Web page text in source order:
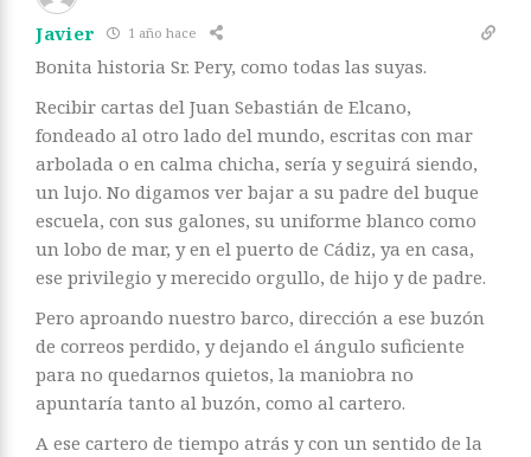
Javier 1 año hace
Bonita historia Sr. Pery, como todas las suyas.
Recibir cartas del Juan Sebastián de Elcano,
fondeado al otro lado del mundo, escritas con mar
arbolada o en calma chicha, sería y seguirá siendo,
un lujo. No digamos ver bajar a su padre del buque
escuela, con sus galones, su uniforme blanco como
un lobo de mar, y en el puerto de Cádiz, ya en casa,
ese privilegio y merecido orgullo, de hijo y de padre.
Pero aproando nuestro barco, dirección a ese buzón
de correos perdido, y dejando el ángulo suficiente
para no quedarnos quietos, la maniobra no
apuntaría tanto al buzón, como al cartero.
A ese cartero de tiempo atrás y con un sentido de la